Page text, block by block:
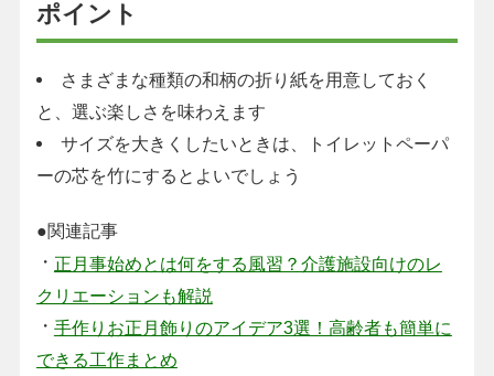
ポイント
さまざまな種類の和柄の折り紙を用意しておく
と、選ぶ楽しさを味わえます
サイズを大きくしたいときは、トイレットペーパ
ーの芯を竹にするとよいでしょう
●関連記事
・ 正月事始めとは何をする風習？介護施設向けのレ
クリエーションも解説
・ 手作りお正月飾りのアイデア3選！高齢者も簡単に
できる工作まとめ